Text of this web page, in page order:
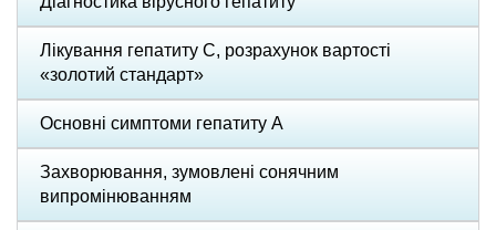
Лікування гепатиту С, розрахунок вартості
«золотий стандарт»
Основні симптоми гепатиту А
Захворювання, зумовлені сонячним
випромінюванням